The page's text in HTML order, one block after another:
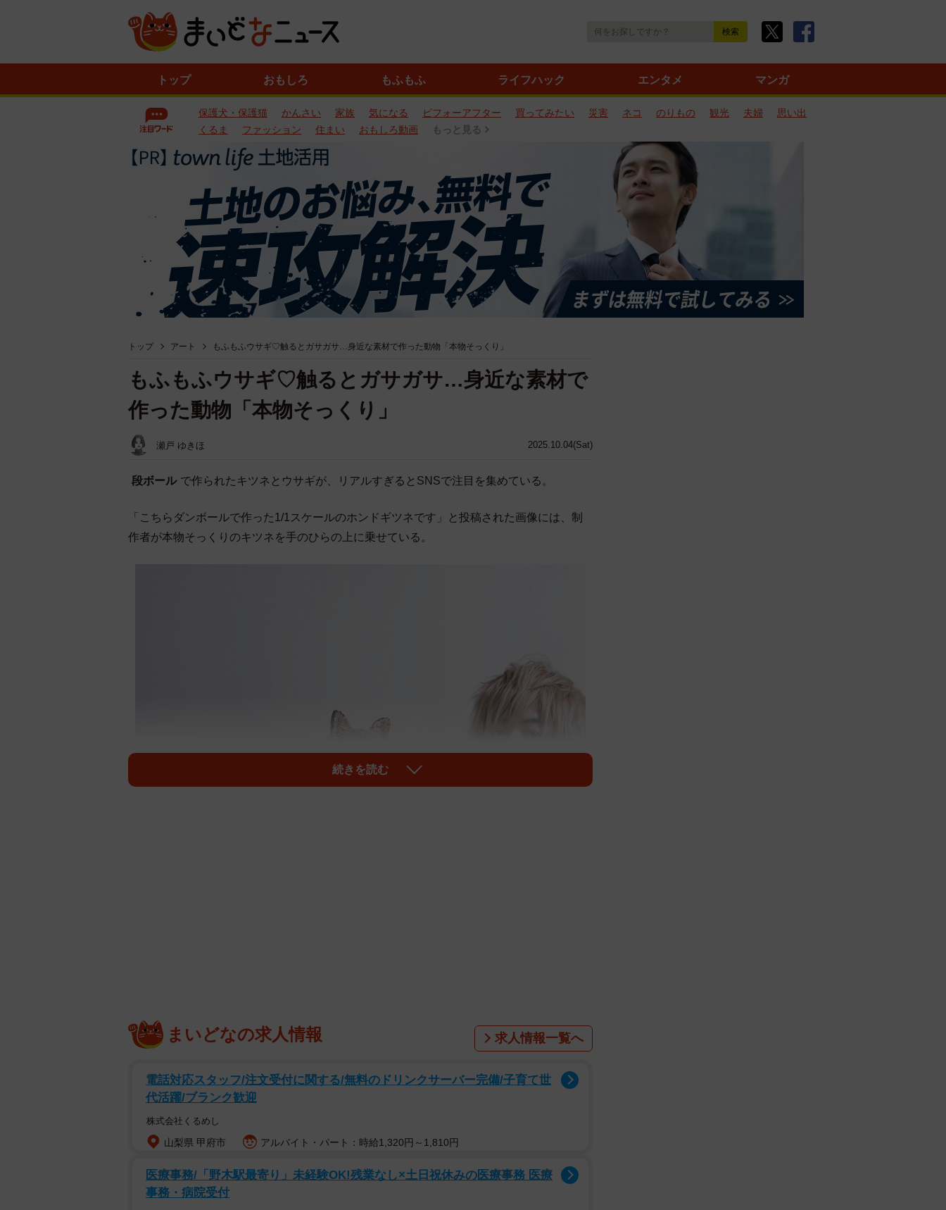
トップ おもしろ もふもふ ライフハック エンタメ マンガ
保護犬・保護猫 かんさい 家族 気になる ビフォーアフター 買ってみたい 災害 ネコ のりもの 観光 夫婦
思い出
くるま
ファッション 住まい おもしろ動画 もっと見る
トップ アート もふもふウサギ♡触るとガサガサ…身近な素材で作った動物「本物そっくり」
2025.10.04(Sat)
もふもふウサギ♡触るとガサガサ…身近な素材で
作った動物「本物そっくり」
瀬戸 ゆきほ
段ボール で作られたキツネとウサギが、リアルすぎるとSNSで注目を集めている。
「こちらダンボールで作った1/1スケールのホンドギツネです」と投稿された画像には、制
作者が本物そっくりのキツネを手のひらの上に乗せている。
これ本当にダンボール！？
続きを読む
まいどなの求人情報 求人情報一覧へ
電話対応スタッフ/注文受付に関する/無料のドリンクサーバー完備/子育て世
代活躍/ブランク歓迎
株式会社くるめし
山梨県 甲府市 アルバイト・パート：時給1,320円～1,810円
医療事務/「野木駅最寄り」未経験OK!残業なし×土日祝休みの医療事務 医療
事務・病院受付